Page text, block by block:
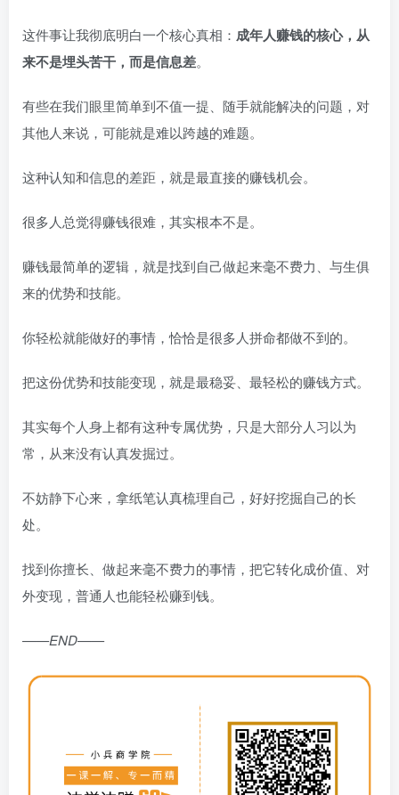
这件事让我彻底明白一个核心真相： 成年人赚钱的核心，从
来不是埋头苦干，而是信息差。
有些在我们眼里简单到不值一提、随手就能解决的问题，对
其他人来说，可能就是难以跨越的难题。
这种认知和信息的差距，就是最直接的赚钱机会。
很多人总觉得赚钱很难，其实根本不是。
赚钱最简单的逻辑，就是找到自己做起来毫不费力、与生俱
来的优势和技能。
你轻松就能做好的事情，恰恰是很多人拼命都做不到的。
把这份优势和技能变现，就是最稳妥、最轻松的赚钱方式。
其实每个人身上都有这种专属优势，只是大部分人习以为
常，从来没有认真发掘过。
不妨静下心来，拿纸笔认真梳理自己，好好挖掘自己的长
处。
找到你擅长、做起来毫不费力的事情，把它转化成价值、对
外变现，普通人也能轻松赚到钱。
——END——